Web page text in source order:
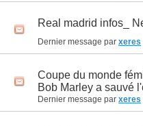
Real madrid infos_
Dernier message par xeres
Coupe du monde
Bob Marley a sauvé
Dernier message par xeres